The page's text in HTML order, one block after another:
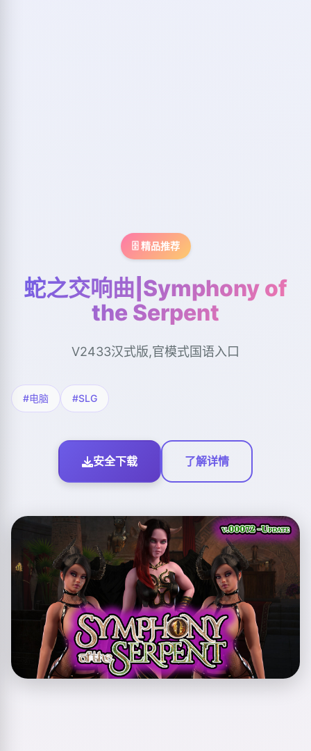
🗄️ 精品推荐
蛇之交响曲|Symphony of
the Serpent
V2433汉式版,官模式国语入口
#电脑 #SLG
安全下载 了解详情